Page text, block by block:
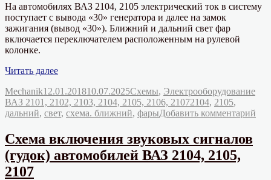
На автомобилях ВАЗ 2104, 2105 электрический ток в систему
поступает с вывода «30» генератора и далее на замок
зажигания (вывод «30»). Ближний и дальний свет фар
включается переключателем расположенным на рулевой
колонке.
Читать далее«Схема
ближнего
и
дальнего
фар
ВАЗ
2104,
Автор
MechanikОпубликовано
12.01.201810.07.2025Рубрики
Схемы, Электрооборудование
ВАЗ 2101, 2102, 2103, 2104, 2105, 2106, 2107Метки
2104, 2105,
дальний, свет, схема. ближний, фарыДобавить комментарий
Схема включения звуковых сигналов
(гудок) автомобилей ВАЗ 2104, 2105,
2107